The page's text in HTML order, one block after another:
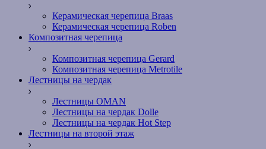
Керамическая черепица Braas
Керамическая черепица Roben
Композитная черепица
Композитная черепица Gerard
Композитная черепица Metrotile
Лестницы на чердак
Лестницы OMAN
Лестницы на чердак Dolle
Лестницы на чердак Hot Step
Лестницы на второй этаж